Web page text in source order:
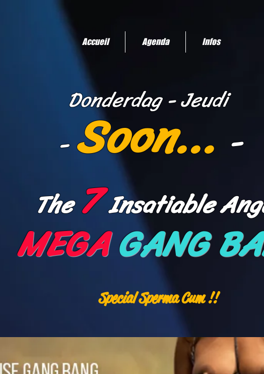
Accueil Agenda Infos
Donderdag- Jeudi
-Soon... -
The7Insatiable
MEGAGANG
Special Sperma Cum !!